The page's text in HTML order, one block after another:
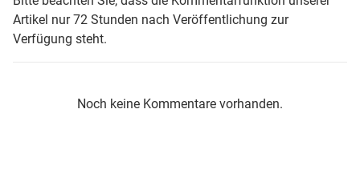
Artikel nur 72 Stunden nach Veröffentlichung zur
Verfügung steht.
Noch keine Kommentare vorhanden.